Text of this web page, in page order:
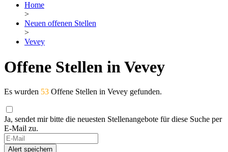
Home
>
Neuen offenen Stellen
>
Vevey
Offene Stellen in Vevey
Es wurden 53 Offene Stellen in Vevey gefunden.
Ja, sendet mir bitte die neuesten Stellenangebote für diese Suche per
E-Mail zu.
Alert speichern